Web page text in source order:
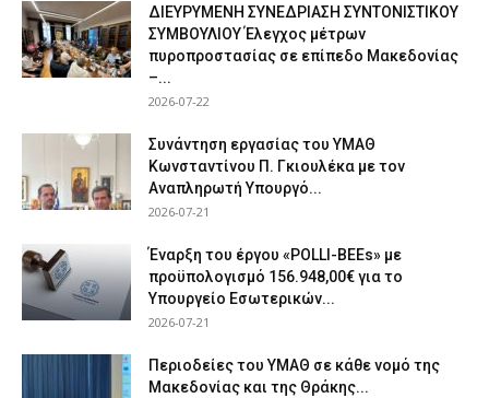
ΔΙΕΥΡΥΜΕΝΗ ΣΥΝΕΔΡΙΑΣΗ ΣΥΝΤΟΝΙΣΤΙΚΟΥ
ΣΥΜΒΟΥΛΙΟΥ Έλεγχος μέτρων
πυροπροστασίας σε επίπεδο Μακεδονίας
–...
2026-07-22
Συνάντηση εργασίας του ΥΜΑΘ
Κωνσταντίνου Π. Γκιουλέκα με τον
Αναπληρωτή Υπουργό...
2026-07-21
Έναρξη του έργου «POLLI-BEEs» με
προϋπολογισμό 156.948,00€ για το
Υπουργείο Εσωτερικών...
2026-07-21
Περιοδείες του ΥΜΑΘ σε κάθε νομό της
Μακεδονίας και της Θράκης...